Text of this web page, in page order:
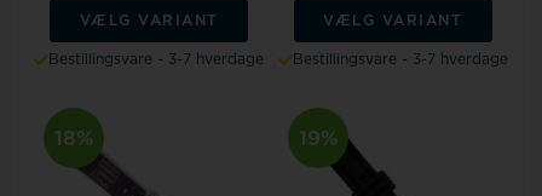
VÆLG VARIANT
Bestillingsvare - 3-7 hverdage
VÆLG VARIANT
Bestillingsvare - 3-7 hverdage
18% 19%